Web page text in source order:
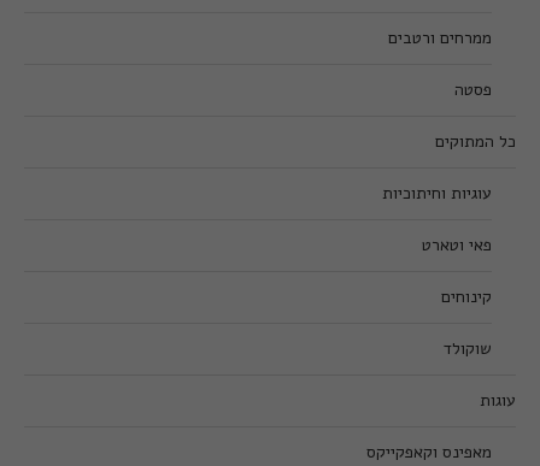
ממרחים ורטבים
פסטה
כל המתוקים
עוגיות וחיתוכיות
פאי וטארט
קינוחים
שוקולד
עוגות
מאפינס וקאפקייקס